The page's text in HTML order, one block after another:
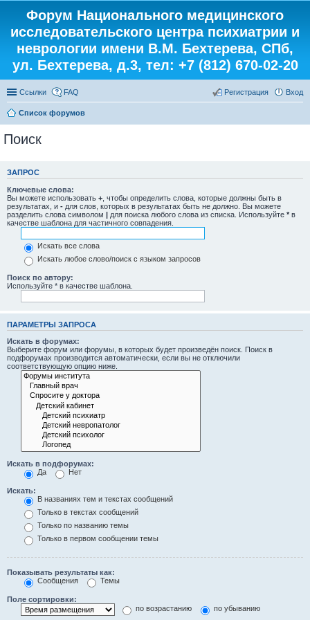
Форум Национального медицинского
исследовательского центра психиатрии и
неврологии имени В.М. Бехтерева, СПб,
ул. Бехтерева, д.3, тел: +7 (812) 670-02-20
Ссылки FAQ Вход
Регистрация
Список форумов
Поиск
ЗАПРОС
Ключевые слова:
Вы можете использовать + , чтобы определить слова, которые должны быть в
результатах, и - для слов, которых в результатах быть не должно. Вы можете
разделить слова символом | для поиска любого слова из списка. Используйте * в
качестве шаблона для частичного совпадения.
Искать все слова
Искать любое слово/поиск с языком запросов
Поиск по автору:
Используйте * в качестве шаблона.
ПАРАМЕТРЫ ЗАПРОСА
Искать в форумах:
Выберите форум или форумы, в которых будет произведён поиск. Поиск в
подфорумах производится автоматически, если вы не отключили
соответствующую опцию ниже.
Искать в подфорумах:
Да
Нет
Искать:
В названиях тем и текстах сообщений
Только в текстах сообщений
Только по названию темы
Только в первом сообщении темы
Показывать результаты как:
Сообщения
Темы
Поле сортировки:
по возрастанию
по убыванию